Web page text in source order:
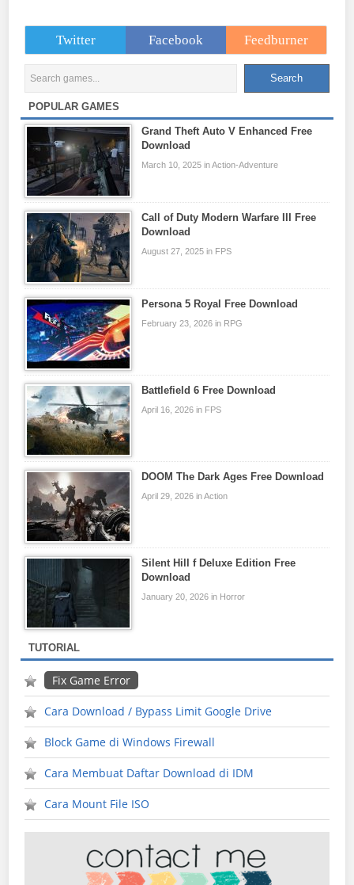
Twitter Facebook Feedburner
POPULAR GAMES
Grand Theft Auto V Enhanced Free
Download
March 10, 2025 in Action-Adventure
Call of Duty Modern Warfare III Free
Download
August 27, 2025 in FPS
Persona 5 Royal Free Download
February 23, 2026 in RPG
Battlefield 6 Free Download
April 16, 2026 in FPS
DOOM The Dark Ages Free Download
April 29, 2026 in Action
Silent Hill f Deluxe Edition Free
Download
January 20, 2026 in Horror
TUTORIAL
Fix Game Error
Cara Download / Bypass Limit Google Drive
Block Game di Windows Firewall
Cara Membuat Daftar Download di IDM
Cara Mount File ISO